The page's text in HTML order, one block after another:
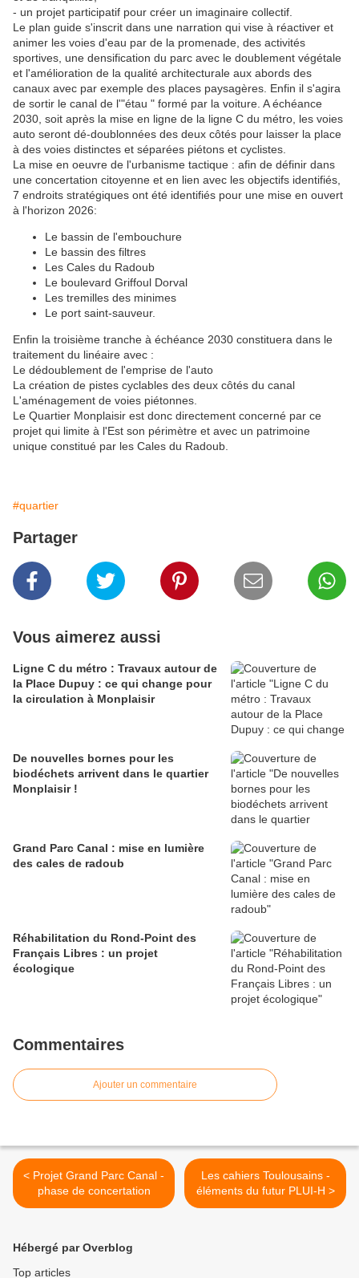
- un projet participatif pour créer un imaginaire collectif.
Le plan guide s'inscrit dans une narration qui vise à réactiver et
animer les voies d'eau par de la promenade, des activités
sportives, une densification du parc avec le doublement végétale
et l'amélioration de la qualité architecturale aux abords des
canaux avec par exemple des places paysagères. Enfin il s'agira
de sortir le canal de l'"étau " formé par la voiture. A échéance
2030, soit après la mise en ligne de la ligne C du métro, les voies
auto seront dé-doublonnées des deux côtés pour laisser la place
à des voies distinctes et séparées piétons et cyclistes.
La mise en oeuvre de l'urbanisme tactique : afin de définir dans
une concertation citoyenne et en lien avec les objectifs identifiés,
7 endroits stratégiques ont été identifiés pour une mise en ouvert
à l'horizon 2026:
Le bassin de l'embouchure
Le bassin des filtres
Les Cales du Radoub
Le boulevard Griffoul Dorval
Les tremilles des minimes
Le port saint-sauveur.
Enfin la troisième tranche à échéance 2030 constituera dans le
traitement du linéaire avec :
Le dédoublement de l'emprise de l'auto
La création de pistes cyclables des deux côtés du canal
L'aménagement de voies piétonnes.
Le Quartier Monplaisir est donc directement concerné par ce
projet qui limite à l'Est son périmètre et avec un patrimoine
unique constitué par les Cales du Radoub.
#quartier
Partager
Vous aimerez aussi
Ligne C du métro : Travaux autour de
la Place Dupuy : ce qui change pour
la circulation à Monplaisir
De nouvelles bornes pour les
biodéchets arrivent dans le quartier
Monplaisir !
Grand Parc Canal : mise en lumière
des cales de radoub
Réhabilitation du Rond-Point des
Français Libres : un projet
écologique
Commentaires
Ajouter un commentaire
< Projet Grand Parc Canal -
phase de concertation
Les cahiers Toulousains -
éléments du futur PLUI-H >
Hébergé par Overblog
Top articles